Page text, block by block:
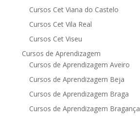
Cursos Cet Viana do Castelo
Cursos Cet Vila Real
Cursos Cet Viseu
Cursos de Aprendizagem
Cursos de Aprendizagem Aveiro
Cursos de Aprendizagem Beja
Cursos de Aprendizagem Braga
Cursos de Aprendizagem Bragança